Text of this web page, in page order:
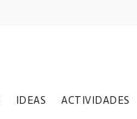
IDEAS ACTIVIDADES